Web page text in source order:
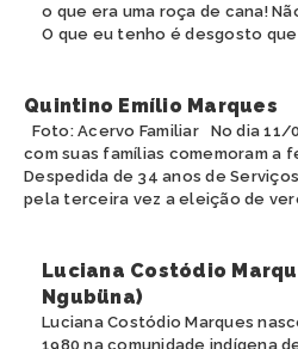
o que era uma roça de cana!
O que eu tenho é desgosto
Quintino Emílio Marques
Foto: Acervo Familiar No dia 11/
com suas famílias comemoram a
Despedida de 34 anos de
pela terceira vez a eleição de
Luciana Costódio
Ngubüna)
Luciana Costódio Marques
1980 na comunidade indígena